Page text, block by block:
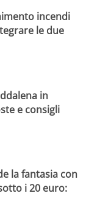
incendi
le due
in
e consigli
la fantasia con
i 20 euro: